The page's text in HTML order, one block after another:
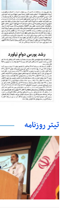
تیتر روزنامه